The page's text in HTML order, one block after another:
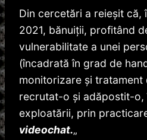
Din cercetări a reieșit că,
2021, bănuiții, profitând
vulnerabilitate a unei
(încadrată în grad de
monitorizare și tratament
recrutat-o și adăpostit-o,
exploatării, prin
videochat.„